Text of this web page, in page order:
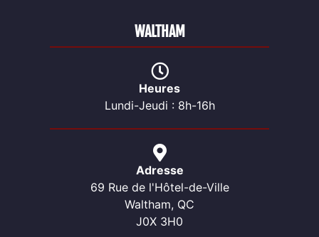
Heures
Lundi-Jeudi : 8h-16h
Adresse
69 Rue de l'Hôtel-de-Ville
Waltham, QC
J0X 3H0
WALTHAM